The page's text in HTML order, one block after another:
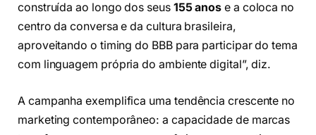
construída ao longo dos seus 155 anos e a coloca no
centro da conversa e da cultura brasileira,
aproveitando o timing do BBB para participar do tema
com linguagem própria do ambiente digital”, diz.
A campanha exemplifica uma tendência crescente no
marketing contemporâneo: a capacidade de marcas